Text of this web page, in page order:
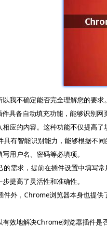
我不确定能否完全理解您的要
具备自动填充功能，能够识别
应的内容。这种功能不仅提高了
有智能识别能力，能够根据不
用户名、密码等必填项。
需求，提前在插件设置中填写
提高了灵活性和准确性。
件外，Chrome浏览器本身也提
效地解决Chrome浏览器插件